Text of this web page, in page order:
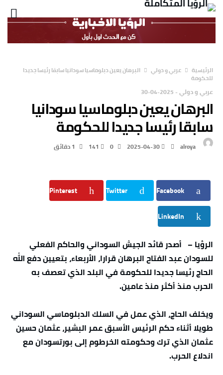
‫الرئيسية‬ عربي و دولي
البرهان يعين دبلوماسيا سودانيا سابقا رئيسا جديدا
للحكومة
عربي و دولي-
2025-04-30
البرهان يعين دبلوماسيا سودانيا
سابقا رئيسا جديدا للحكومة
alroya
2025-04-30
141 1 ‫دقائق‬
Facebook
Twitter
Pinterest
LinkedIn
الرؤيا – أصدر قائد الجيش السوداني والحاكم الفعلي
للسودان عبد الفتاح البرهان قرارا، الأربعاء، بتعيين دفع الله
الحاج رئيسا جديدا للحكومة في البلد الذي تعصف به
الحرب منذ أكثر منذ عامين.
ويخلف الحاج، الذي عمل في السلك الدبلوماسي السوداني
طويلا أثناء حكم الرئيس الأسبق عمر البشير، عثمان حسين
عثمان الذي ترك وحكومته الخرطوم إلى بورتسودان مع
اندلاع الحرب.